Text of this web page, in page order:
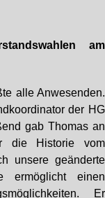
am
alle Anwesenden.
der HG
gab Thomas an
die Historie vom
unsere geänderte
ermöglicht einen
Er